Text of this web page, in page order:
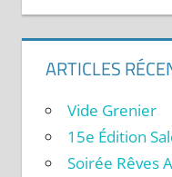
ARTICLES
Vide Grenier
15e Édition
Soirée Rêves